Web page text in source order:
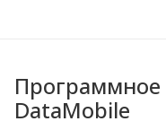
Программное
DataMobile